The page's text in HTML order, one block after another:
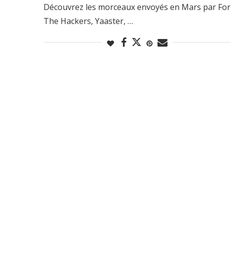
Découvrez les morceaux envoyés en Mars par For
The Hackers, Yaaster, …